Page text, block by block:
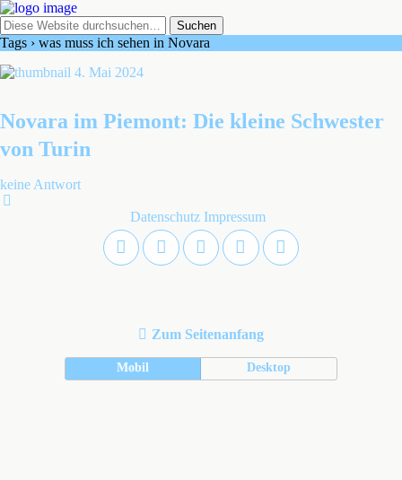
Tags › was muss ich sehen in Novara
4. Mai 2024
Novara im Piemont: Die kleine Schwester
von Turin
keine Antwort
Datenschutz Impressum
Zum Seitenanfang
Mobil Desktop